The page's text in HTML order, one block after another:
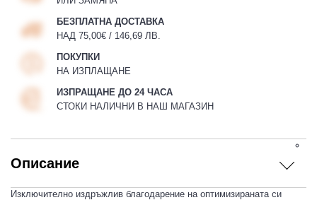
БЕЗПЛАТНА ДОСТАВКА
НАД 75,00€ / 146,69 ЛВ.
ПОКУПКИ
НА ИЗПЛАЩАНЕ
ИЗПРАЩАНЕ ДО 24 ЧАСА
СТОКИ НАЛИЧНИ В НАШ МАГАЗИН
Описание
Изключително издръжлив благодарение на оптимизираната си